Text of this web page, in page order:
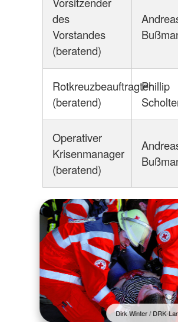
des
Vorstandes
(beratend)
Rotkreuzbeauftragter
(beratend)
Phillip
Operativer
Krisenmanager
(beratend)
Dirk Winter / DRK-